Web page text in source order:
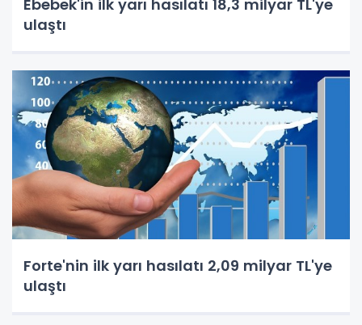
Ebebek'in ilk yarı hasılatı 18,3 milyar TL'ye
ulaştı
Forte'nin ilk yarı hasılatı 2,09 milyar TL'ye
ulaştı